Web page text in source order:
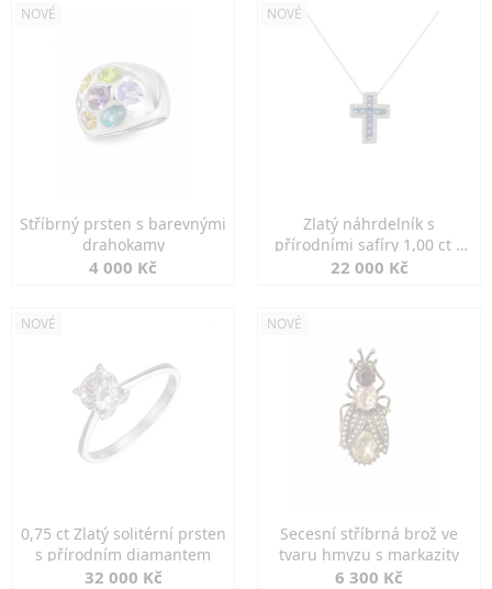
NOVÉ
Stříbrný prsten s barevnými
drahokamy
4 000 Kč
NOVÉ
Zlatý náhrdelník s
přírodními safíry 1,00 ct a
diamanty
22 000 Kč
NOVÉ
0,75 ct Zlatý solitérní prsten
s přírodním diamantem
32 000 Kč
NOVÉ
Secesní stříbrná brož ve
tvaru hmyzu s markazity
6 300 Kč